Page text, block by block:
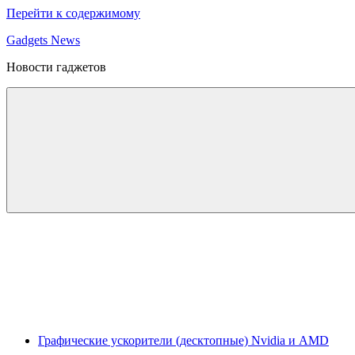
Перейти к содержимому
Gadgets News
Новости гаджетов
Графические ускорители (десктопные) Nvidia и AMD